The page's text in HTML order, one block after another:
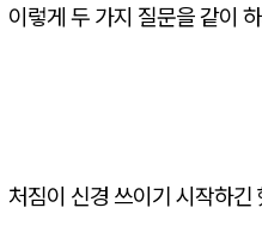
이렇게 두 가지 질문을 같이
처짐이 신경 쓰이기 시작하